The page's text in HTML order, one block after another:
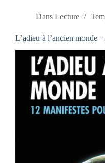
Dans Lecture
L’adieu à l’ancien monde